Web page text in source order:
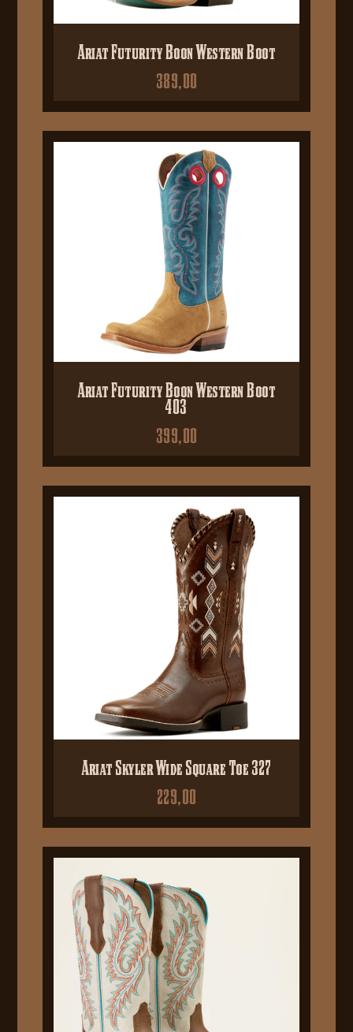
Ariat Futurity Boon Western Boot
389,00
Ariat Futurity Boon Western Boot
403
399,00
Ariat Skyler Wide Square Toe 327
229,00